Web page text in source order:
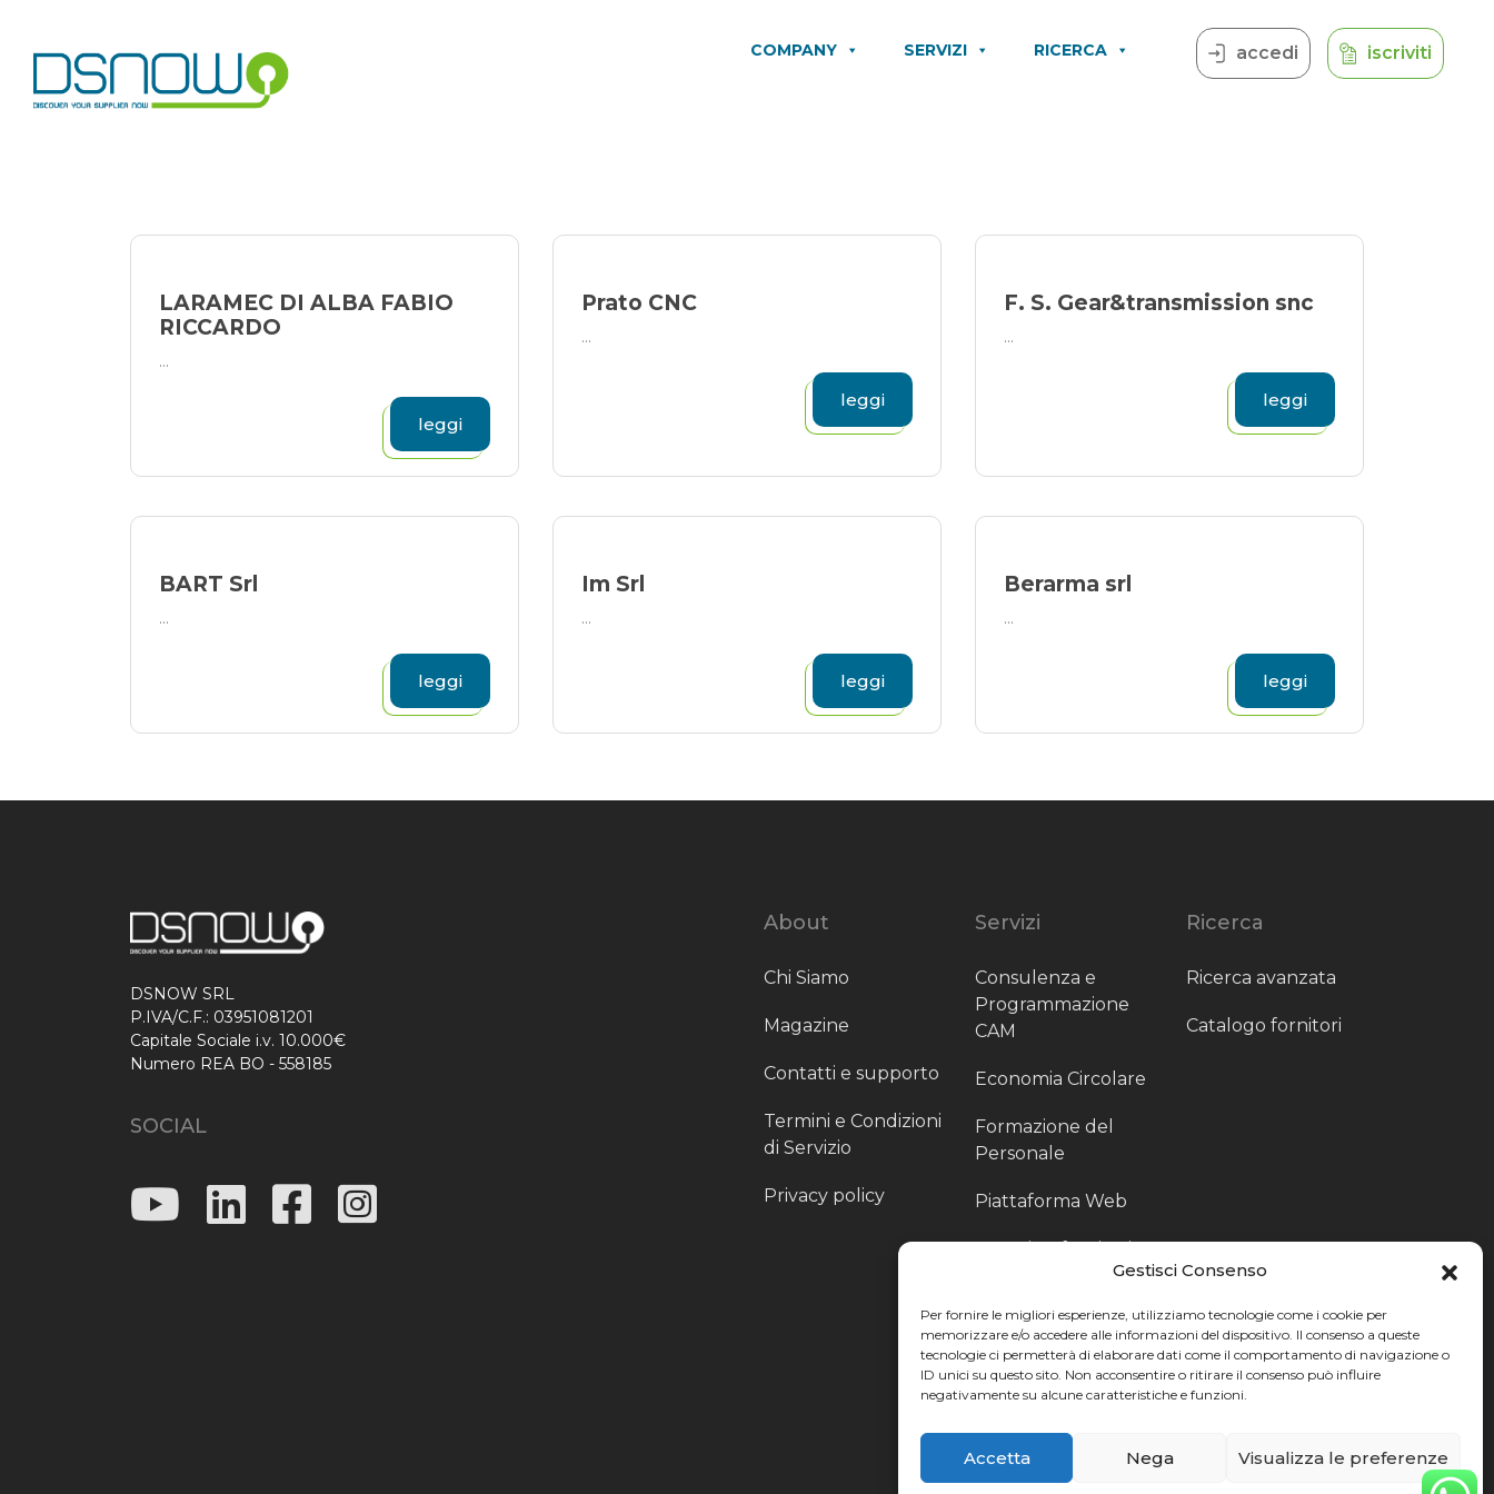
Gestisci Consenso
Per fornire le migliori esperienze, utilizziamo tecnologie come i cookie per
memorizzare e/o accedere alle informazioni del dispositivo. Il consenso a queste
tecnologie ci permetterà di elaborare dati come il comportamento di navigazione o
ID unici su questo sito. Non acconsentire o ritirare il consenso può influire
negativamente su alcune caratteristiche e funzioni.
Accetta Nega Visualizza le preferenze
content
COMPANY SERVIZI RICERCA accedi iscriviti
LARAMEC DI ALBA FABIO
RICCARDO
...
leggi
Prato CNC
...
leggi
F. S. Gear&transmission snc
...
leggi
BART Srl
...
leggi
Im Srl
...
leggi
Berarma srl
...
leggi
DSNOW SRL
P.IVA/C.F.: 03951081201
Capitale Sociale i.v. 10.000€
Numero REA BO - 558185
SOCIAL
About
Chi Siamo
Magazine
Contatti e supporto
Termini e Condizioni
di Servizio
Privacy policy
Servizi
Consulenza e
Programmazione
CAM
Economia Circolare
Formazione del
Personale
Piattaforma Web
Scouting fornitori
Particolari
Raccoglitori di Fine
Linea
Ricerca
Ricerca avanzata
Catalogo fornitori